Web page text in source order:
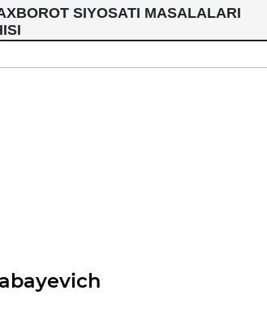
SIYOSATI MASALALARI